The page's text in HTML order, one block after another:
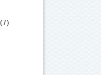
(7)